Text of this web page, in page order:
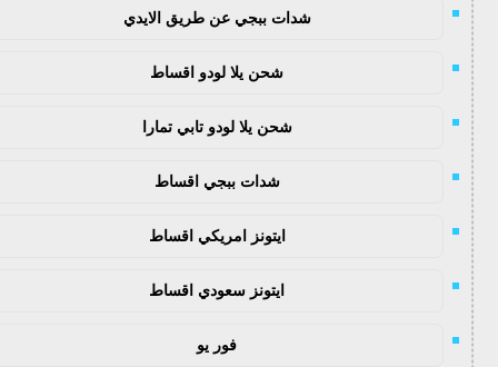
شدات ببجي عن طريق الايدي
شحن يلا لودو اقساط
شحن يلا لودو تابي تمارا
شدات ببجي اقساط
ايتونز امريكي اقساط
ايتونز سعودي اقساط
فور يو